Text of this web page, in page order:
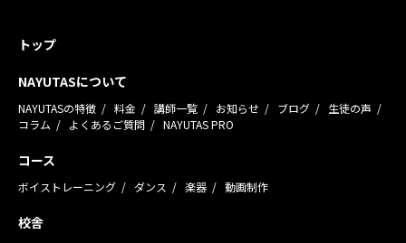
トップ
NAYUTASについて
NAYUTASの特徴 料金 講師一覧 お知らせ ブログ
生徒の声
コラム
よくあるご質問 NAYUTAS PRO
コース
ボイストレーニング ダンス 楽器 動画制作
校舎